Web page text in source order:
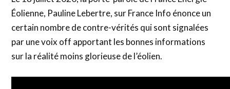
Éolienne, Pauline Lebertre, sur France Info énonce un
certain nombre de contre-vérités qui sont signalées
par une voix off apportant les bonnes informations
sur la réalité moins glorieuse de l’éolien.